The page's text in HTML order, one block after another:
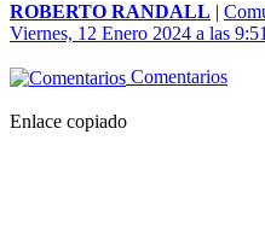
ROBERTO RANDALL |
Viernes, 12 Enero 2024 a las
Comentarios
Enlace copiado